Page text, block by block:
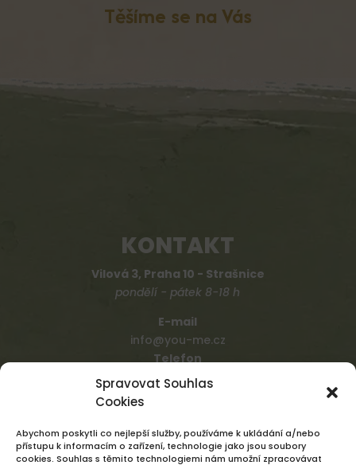
Spravovat Souhlas
Cookies
Abychom poskytli co nejlepší služby, používáme k ukládání a/nebo
přístupu k informacím o zařízení, technologie jako jsou soubory
cookies. Souhlas s těmito technologiemi nám umožní zpracovávat
Těšíme se na Vás
KONTAKT
Vilová 3, Praha 10 - Strašnice
pondělí - pátek 8-18 h
E-mail
info@you-me.cz
Telefon
+420 731 109 137
ZÁSADY OCHRANY OSOBNÍCH ÚDAJŮ